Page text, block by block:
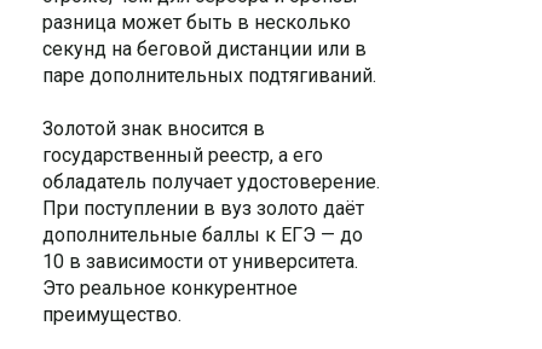
разница может быть в несколько
секунд на беговой дистанции или в
паре дополнительных подтягиваний.
Золотой знак вносится в
государственный реестр, а его
обладатель получает удостоверение.
При поступлении в вуз золото даёт
дополнительные баллы к ЕГЭ — до
10 в зависимости от университета.
Это реальное конкурентное
преимущество.